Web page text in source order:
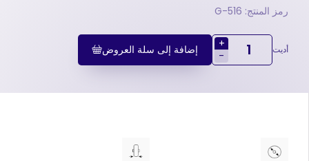
رمز المنتج: 516-G
أديت
+
-
إضافة إلى سلة العروض